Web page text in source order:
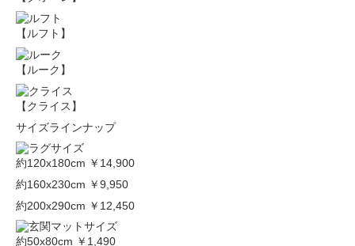
【ルフト】
【ルーク】
【クライス】
サイズラインナップ
約120x180cm ￥14,900
約160x230cm ￥9,950
約200x290cm ￥12,450
約50x80cm ￥1,490